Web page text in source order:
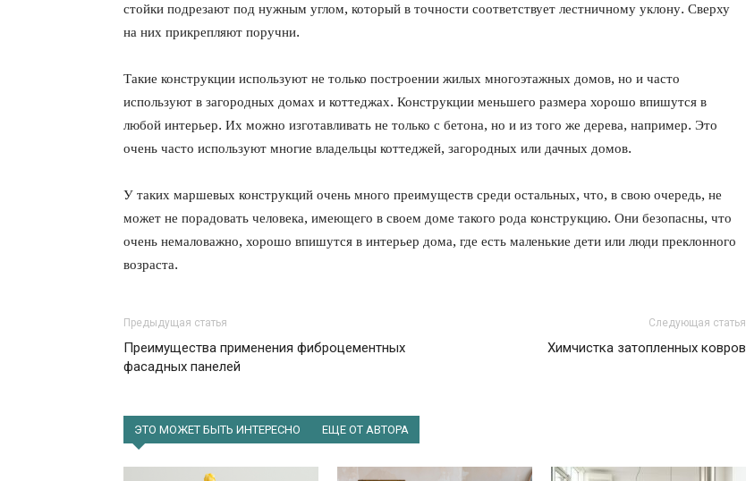
стойки подрезают под нужным углом, который в точности соответствует лестничному уклону. Сверху
на них прикрепляют поручни.
Такие конструкции используют не только построении жилых многоэтажных домов, но и часто
используют в загородных домах и коттеджах. Конструкции меньшего размера хорошо впишутся в
любой интерьер. Их можно изготавливать не только с бетона, но и из того же дерева, например. Это
очень часто используют многие владельцы коттеджей, загородных или дачных домов.
У таких маршевых конструкций очень много преимуществ среди остальных, что, в свою очередь, не
может не порадовать человека, имеющего в своем доме такого рода конструкцию. Они безопасны, что
очень немаловажно, хорошо впишутся в интерьер дома, где есть маленькие дети или люди преклонного
возраста.
Предыдущая статья
Преимущества применения фиброцементных
фасадных панелей
Следующая статья
Химчистка затопленных ковров
ЭТО МОЖЕТ БЫТЬ ИНТЕРЕСНО ЕЩЕ ОТ АВТОРА